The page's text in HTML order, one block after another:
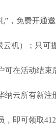
”，免费开通
云机）；只可
可在活动结束
纳云所有新注
，即可领取